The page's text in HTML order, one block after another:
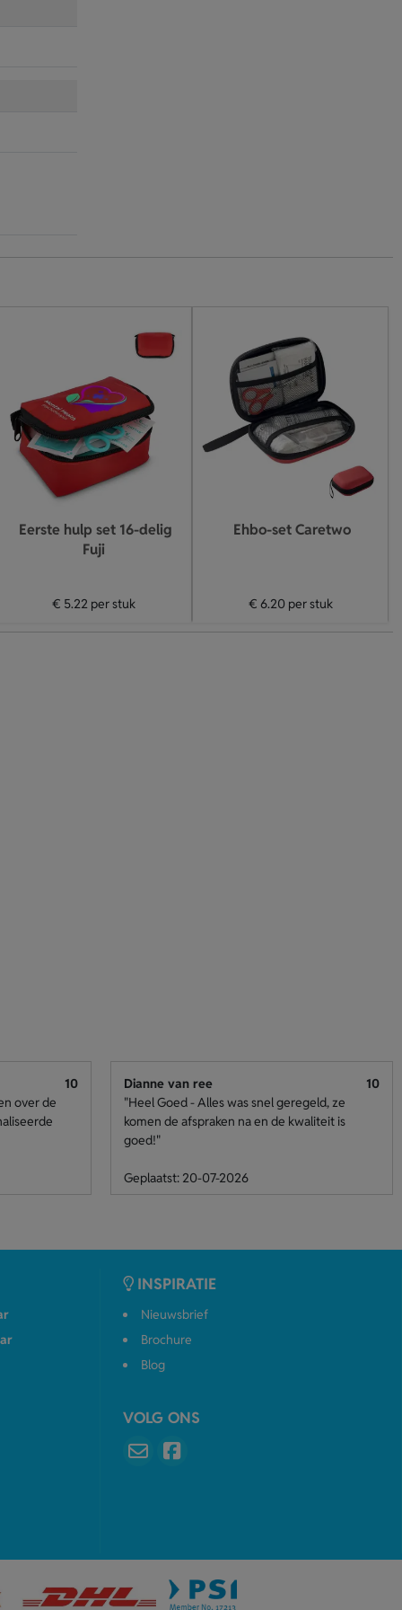
Eerste hulp set 16-delig
Fuji
€ 5.22 per stuk
Ehbo-set Caretwo
€ 6.20 per stuk
10
over de
Dianne van ree
10
"Heel Goed - Alles was snel geregeld, ze
komen de afspraken na en de kwaliteit is
goed!"
Geplaatst: 20-07-2026
INSPIRATIE
Nieuwsbrief
Brochure
Blog
VOLG ONS